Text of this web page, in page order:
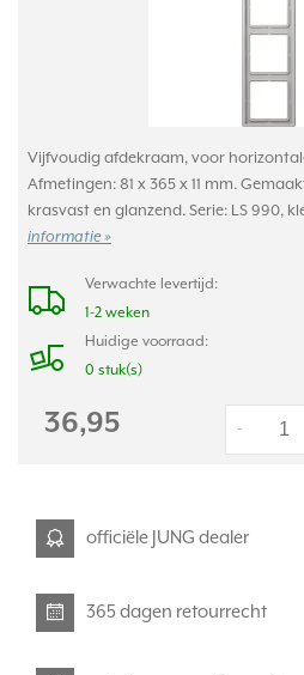
Vijfvoudig afdekraam, voor
Afmetingen: 81 x 365 x 11 mm.
krasvast en glanzend. Serie: LS 990,
informatie »
Verwachte levertijd:
1-2 weken
Huidige voorraad:
0 stuk(s)
36,95 -
officiële JUNG dealer
365 dagen retourrecht